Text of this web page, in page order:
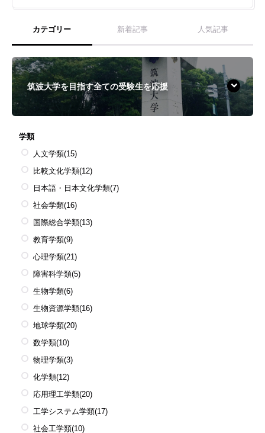
カテゴリー 新着記事 人気記事
筑波大学を目指す全ての受験生を応援
学類
人文学類(15)
比較文化学類(12)
日本語・日本文化学類(7)
社会学類(16)
国際総合学類(13)
教育学類(9)
心理学類(21)
障害科学類(5)
生物学類(6)
生物資源学類(16)
地球学類(20)
数学類(10)
物理学類(3)
化学類(12)
応用理工学類(20)
工学システム学類(17)
社会工学類(10)